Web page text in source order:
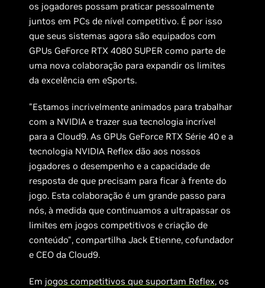
os jogadores possam praticar pessoalmente
juntos em PCs de nível competitivo. É por isso
que seus sistemas agora são equipados com
GPUs GeForce RTX 4080 SUPER como parte de
uma nova colaboração para expandir os limites
da excelência em eSports.
"Estamos incrivelmente animados para trabalhar
com a NVIDIA e trazer sua tecnologia incrível
para a Cloud9. As GPUs GeForce RTX Série 40 e a
tecnologia NVIDIA Reflex dão aos nossos
jogadores o desempenho e a capacidade de
resposta de que precisam para ficar à frente do
jogo. Esta colaboração é um grande passo para
nós, à medida que continuamos a ultrapassar os
limites em jogos competitivos e criação de
conteúdo", compartilha Jack Etienne, cofundador
e CEO da Cloud9.
Em jogos competitivos que suportam Reflex, os